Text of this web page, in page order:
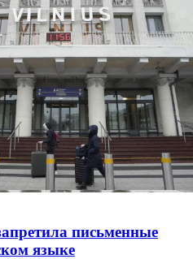
письменные
языке